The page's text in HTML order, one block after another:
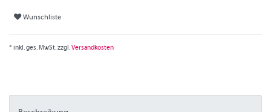
Wunschliste
* inkl. ges. MwSt. zzgl.Versandkosten